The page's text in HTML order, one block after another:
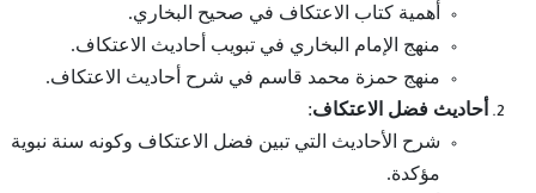
أهمية كتاب الاعتكاف في صحيح البخاري.
منهج الإمام البخاري في تبويب أحاديث الاعتكاف.
منهج حمزة محمد قاسم في شرح أحاديث الاعتكاف.
أحاديث فضل الاعتكاف:
شرح الأحاديث التي تبين فضل الاعتكاف وكونه سنة نبوية
مؤكدة.